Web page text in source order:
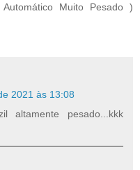
Muito Pesado )
2021 às 13:08
altamente pesado...kkk